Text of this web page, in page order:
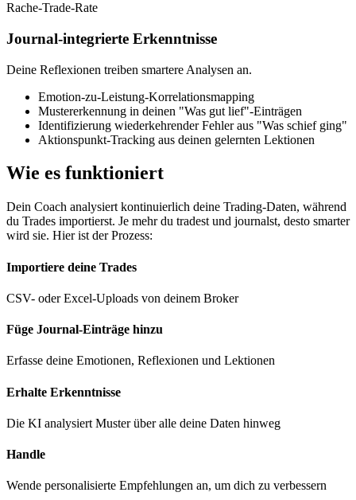
Rache-Trade-Rate
Journal-integrierte Erkenntnisse
Deine Reflexionen treiben smartere Analysen an.
Emotion-zu-Leistung-Korrelationsmapping
Mustererkennung in deinen "Was gut lief"-Einträgen
Identifizierung wiederkehrender Fehler aus "Was schief ging"
Aktionspunkt-Tracking aus deinen gelernten Lektionen
Wie es funktioniert
Dein Coach analysiert kontinuierlich deine Trading-Daten, während
du Trades importierst. Je mehr du tradest und journalst, desto smarter
wird sie. Hier ist der Prozess:
Importiere deine Trades
CSV- oder Excel-Uploads von deinem Broker
Füge Journal-Einträge hinzu
Erfasse deine Emotionen, Reflexionen und Lektionen
Erhalte Erkenntnisse
Die KI analysiert Muster über alle deine Daten hinweg
Handle
Wende personalisierte Empfehlungen an, um dich zu verbessern